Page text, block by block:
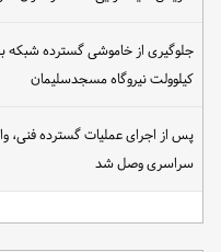
کیلوولت نیروگاه مسجدسلیمان
سراسری وصل شد